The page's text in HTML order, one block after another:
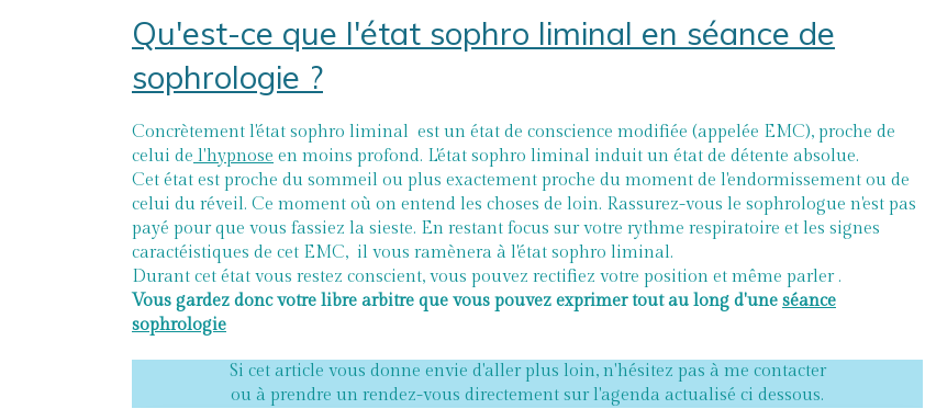
Qu'est-ce que l'état sophro liminal en séance de
sophrologie ?
Concrètement l'état sophro liminal est un état de conscience modifiée (appelée EMC), proche de
celui de l'hypnose en moins profond. L'état sophro liminal induit un état de détente absolue.
Cet état est proche du sommeil ou plus exactement proche du moment de l'endormissement ou de
celui du réveil. Ce moment où on entend les choses de loin. Rassurez-vous le sophrologue n'est pas
payé pour que vous fassiez la sieste. En restant focus sur votre rythme respiratoire et les signes
caractéistiques de cet EMC, il vous ramènera à l'état sophro liminal.
Durant cet état vous restez conscient, vous pouvez rectifiez votre position et même parler .
Vous gardez donc votre libre arbitre que vous pouvez exprimer tout au long d'une séance
sophrologie
Si cet article vous donne envie d'aller plus loin, n'hésitez pas à me contacter
ou à prendre un rendez-vous directement sur l'agenda actualisé ci dessous.